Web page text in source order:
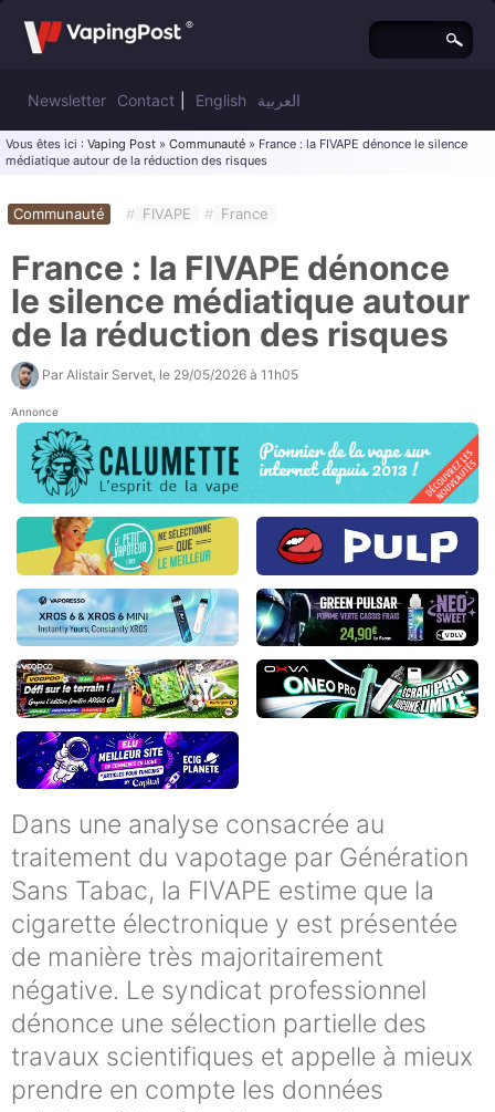
Newsletter Contact English العربية
Vous êtes ici : Vaping Post » Communauté » France : la FIVAPE dénonce le silence
médiatique autour de la réduction des risques
Communauté # FIVAPE # France
France : la FIVAPE dénonce
le silence médiatique autour
de la réduction des risques
Par Alistair Servet , le 29/05/2026 à 11h05
Annonce
Dans une analyse consacrée au
traitement du vapotage par Génération
Sans Tabac, la FIVAPE estime que la
cigarette électronique y est présentée
de manière très majoritairement
négative. Le syndicat professionnel
dénonce une sélection partielle des
travaux scientifiques et appelle à mieux
prendre en compte les données